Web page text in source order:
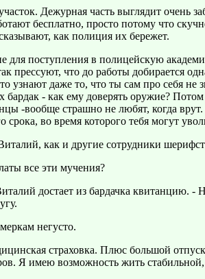
Дежурная часть выглядит очень
бесплатно, просто потому что
как полиция их бережет.
для поступления в полицейскую
прессуют, что до работы добирается
узнают даже то, что ты сам про себя
бардак - как ему доверять оружие?
-вообще страшно не любят, когда
срока, во время которого тебя могут
как и другие сотрудники
все эти мучения?
достает из бардачка квитанцию. -
негусто.
страховка. Плюс большой
Я имею возможность жить